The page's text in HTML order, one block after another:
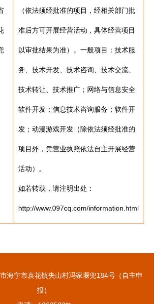
（依法须经批准的项目，经相关部门批
准后方可开展经营活动，具体经营项目
以审批结果为准）。一般项目：技术服
务、技术开发、技术咨询、技术交流、
技术转让、技术推广；网络与信息安全
软件开发；信息技术咨询服务；软件开
发；动漫游戏开发（除依法须经批准的
项目外，凭营业执照依法自主开展经营
活动）。
如若转载，请注明出处：
http://www.097cq.com/information.html
海宁市袁花镇夹山村冯家堰兜184号（自主申
报）